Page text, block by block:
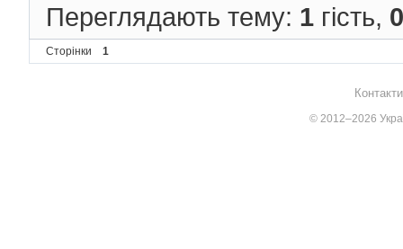
Переглядають тему: 1 гість, 0
Сторінки 1
© 2012–2026